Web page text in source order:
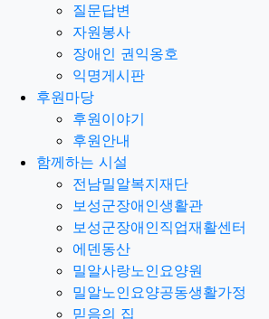
질문답변
자원봉사
장애인 권익옹호
익명게시판
후원마당
후원이야기
후원안내
함께하는 시설
전남밀알복지재단
보성군장애인생활관
보성군장애인직업재활센터
에덴동산
밀알사랑노인요양원
밀알노인요양공동생활가정
믿음의 집